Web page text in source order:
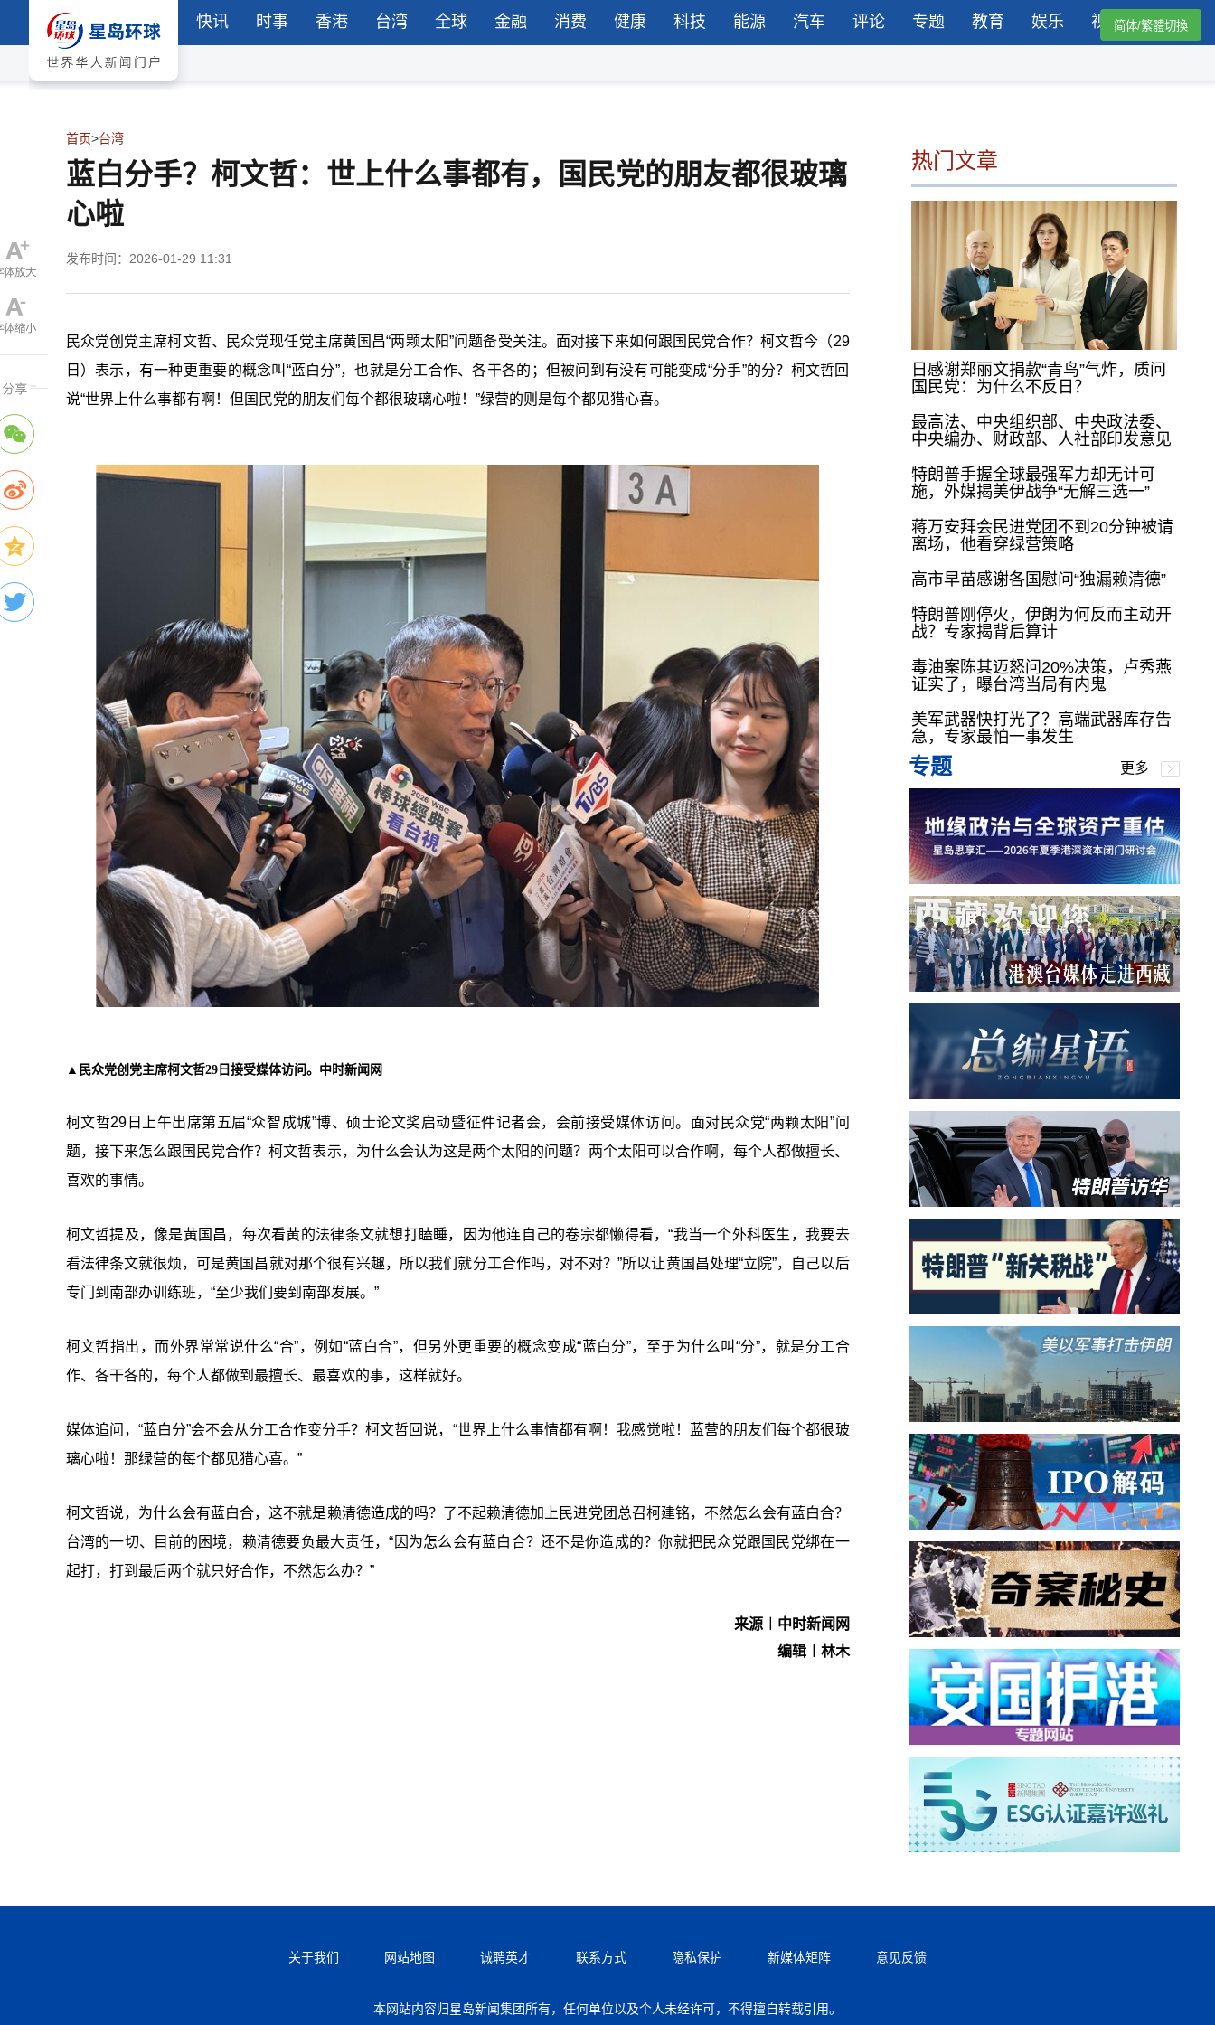
快讯 时事 香港 台湾 全球 金融 消费 健康 科技 能源 汽车 评论 专题 教育 娱乐 视频简体/繁體切換
首页>台湾
蓝白分手？柯文哲：世上什么事都有，国民党的朋友都很玻璃
心啦
发布时间：2026-01-29 11:31
民众党创党主席柯文哲、民众党现任党主席黄国昌“两颗太阳”问题备受关注。面对接下来如何跟国民党合作？柯文哲今（29
日）表示，有一种更重要的概念叫“蓝白分”，也就是分工合作、各干各的；但被问到有没有可能变成“分手”的分？柯文哲回
说“世界上什么事都有啊！但国民党的朋友们每个都很玻璃心啦！”绿营的则是每个都见猎心喜。
▲民众党创党主席柯文哲29日接受媒体访问。中时新闻网
柯文哲29日上午出席第五届“众智成城”博、硕士论文奖启动暨征件记者会，会前接受媒体访问。面对民众党“两颗太阳”问
题，接下来怎么跟国民党合作？柯文哲表示，为什么会认为这是两个太阳的问题？两个太阳可以合作啊，每个人都做擅长、
喜欢的事情。
柯文哲提及，像是黄国昌，每次看黄的法律条文就想打瞌睡，因为他连自己的卷宗都懒得看，“我当一个外科医生，我要去
看法律条文就很烦，可是黄国昌就对那个很有兴趣，所以我们就分工合作吗，对不对？”所以让黄国昌处理“立院”，自己以后
专门到南部办训练班，“至少我们要到南部发展。”
柯文哲指出，而外界常常说什么“合”，例如“蓝白合”，但另外更重要的概念变成“蓝白分”，至于为什么叫“分”，就是分工合
作、各干各的，每个人都做到最擅长、最喜欢的事，这样就好。
媒体追问，“蓝白分”会不会从分工合作变分手？柯文哲回说，“世界上什么事情都有啊！我感觉啦！蓝营的朋友们每个都很玻
璃心啦！那绿营的每个都见猎心喜。”
柯文哲说，为什么会有蓝白合，这不就是赖清德造成的吗？了不起赖清德加上民进党团总召柯建铭，不然怎么会有蓝白合？
台湾的一切、目前的困境，赖清德要负最大责任，“因为怎么会有蓝白合？还不是你造成的？你就把民众党跟国民党绑在一
起打，打到最后两个就只好合作，不然怎么办？”
来源︱中时新闻网
编辑︱林木
热门文章
日感谢郑丽文捐款“青鸟”气炸，质问
国民党：为什么不反日？
最高法、中央组织部、中央政法委、
中央编办、财政部、人社部印发意见
特朗普手握全球最强军力却无计可
施，外媒揭美伊战争“无解三选一”
蒋万安拜会民进党团不到20分钟被请
离场，他看穿绿营策略
高市早苗感谢各国慰问“独漏赖清德”
特朗普刚停火，伊朗为何反而主动开
战？专家揭背后算计
毒油案陈其迈怒问20%决策，卢秀燕
证实了，曝台湾当局有内鬼
美军武器快打光了？高端武器库存告
急，专家最怕一事发生
专题 更多
关于我们 网站地图 诚聘英才 联系方式 隐私保护 新媒体矩阵 意见反馈
本网站内容归星岛新闻集团所有，任何单位以及个人未经许可，不得擅自转载引用。